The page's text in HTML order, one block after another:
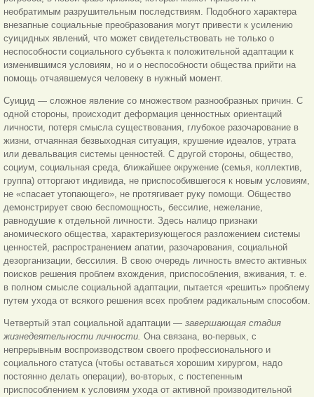
необратимым разрушительным последствиям. Подобного характера
внезапные социальные преобразования могут привести к усилению
суицидных явлений, что может свидетельствовать не только о
неспособности социального субъекта к положительной адаптации к
изменившимся условиям, но и о неспособности общества прийти на
помощь отчаявшемуся человеку в нужный момент.
Суицид — сложное явление со множеством разнообразных причин. С
одной стороны, происходит деформация ценностных ориентаций
личности, потеря смысла существования, глубокое разочарование в
жизни, отчаянная безвыходная ситуация, крушение идеалов, утрата
или девальвация системы ценностей. С другой стороны, общество,
социум, социальная среда, ближайшее окружение (семья, коллектив,
группа) отторгают индивида, не приспособившегося к новым условиям,
не «спасает утопающего», не протягивает руку помощи. Общество
демонстрирует свою беспомощность, бессилие, нежелание,
равнодушие к отдельной личности. Здесь налицо признаки
аномического общества, характеризующегося разложением системы
ценностей, распространением апатии, разочарования, социальной
дезорганизации, бессилия. В свою очередь личность вместо активных
поисков решения проблем вхождения, приспособления, вживания, т. е.
в полном смысле социальной адаптации, пытается «решить» проблему
путем ухода от всякого решения всех проблем радикальным способом.
Четвертый этап социальной адаптации — завершающая стадия
жизнедеятельности личности. Она связана, во-первых, с
непрерывным воспроизводством своего профессионального и
социального статуса (чтобы оставаться хорошим хирургом, надо
постоянно делать операции), во-вторых, с постепенным
приспособлением к условиям ухода от активной производительной